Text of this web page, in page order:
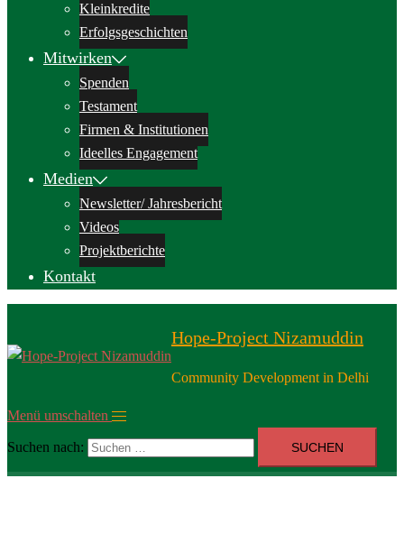
Kleinkredite
Erfolgsgeschichten
Mitwirken
Spenden
Testament
Firmen & Institutionen
Ideelles Engagement
Medien
Newsletter/ Jahresbericht
Videos
Projektberichte
Kontakt
Hope-Project Nizamuddin
Community Development in Delhi
Menü umschalten
Suchen nach: